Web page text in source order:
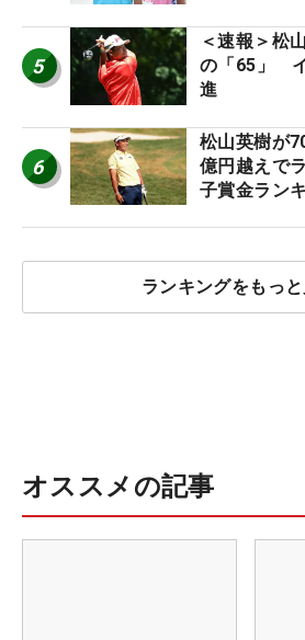
5
＜速報＞松
の「65」
進
6
松山英樹が
億円越えで
子賞金ラン
ランキングをもっ
オススメの記事